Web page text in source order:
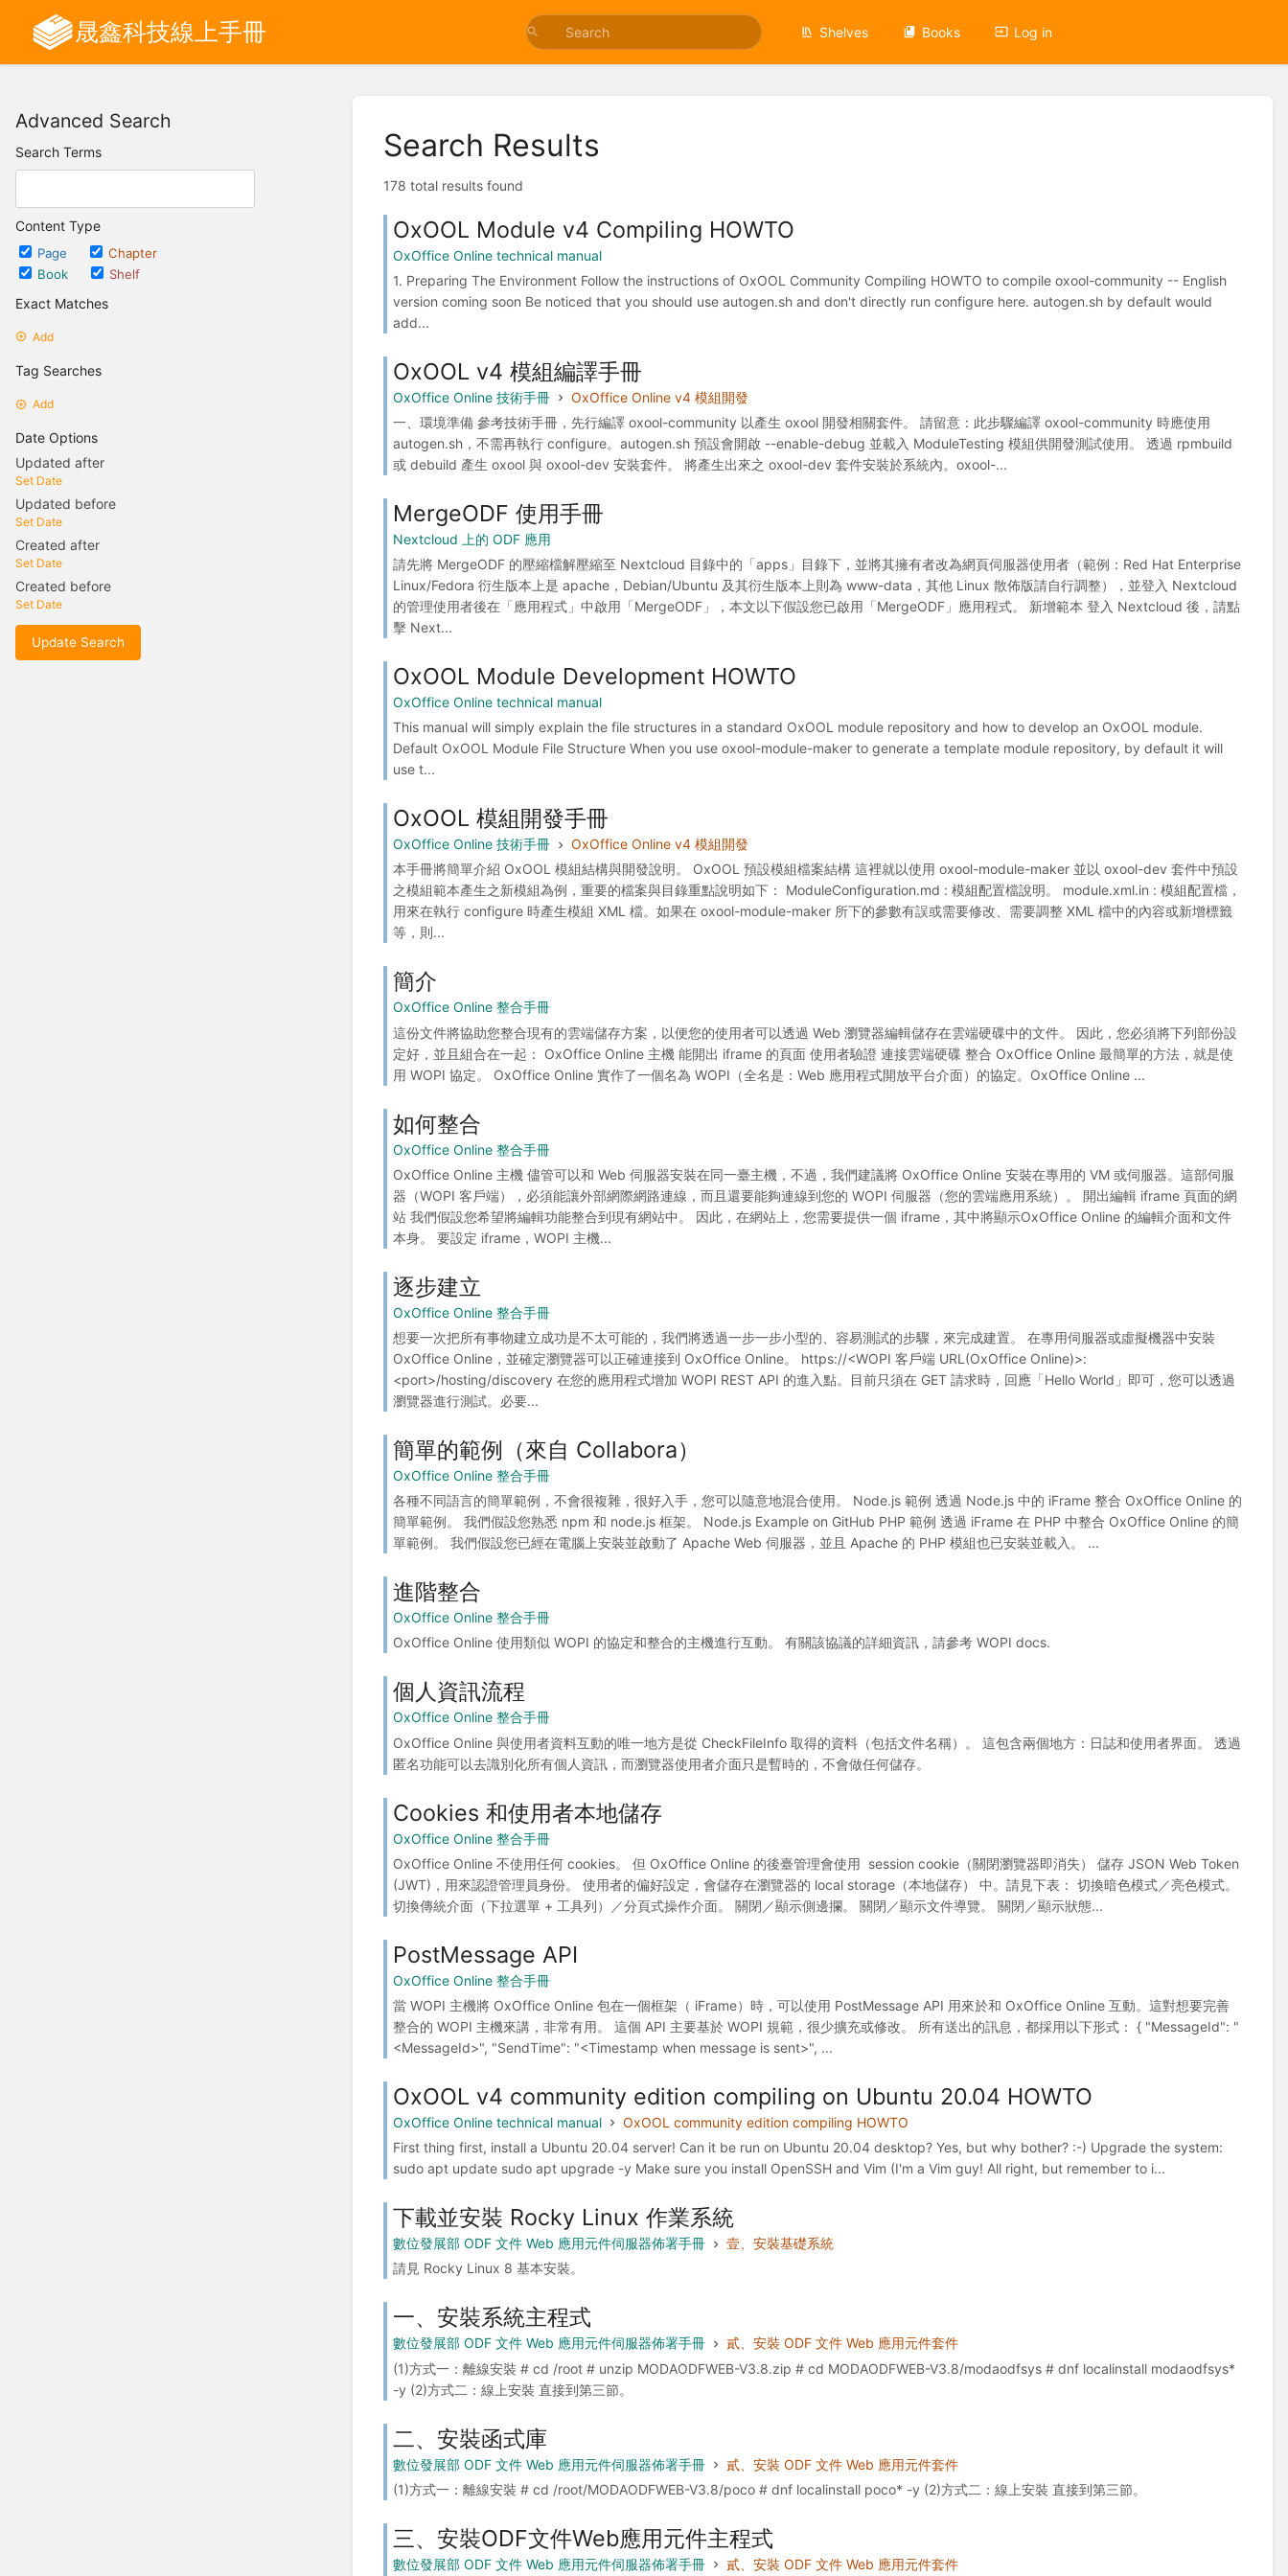
晟鑫科技線上手冊 Shelves Books Log in
Advanced Search
Search Terms
Content Type
Page
Chapter
Book
Shelf
Exact Matches
Add
Tag Searches
Add
Date Options
Updated after
Set Date
Updated before
Set Date
Created after
Set Date
Created before
Set Date
Update Search
Search Results
178 total results found
OxOOL Module v4 Compiling HOWTO
OxOffice Online technical manual
1. Preparing The Environment Follow the instructions of OxOOL Community Compiling HOWTO to compile oxool-community -- English
version coming soon Be noticed that you should use autogen.sh and don't directly run configure here. autogen.sh by default would
add...
OxOOL v4 模組編譯手冊
OxOffice Online 技術手冊
OxOffice Online v4 模組開發
一、環境準備 參考技術手冊，先行編譯 oxool-community 以產生 oxool 開發相關套件。 請留意：此步驟編譯 oxool-community 時應使用
autogen.sh，不需再執行 configure。autogen.sh 預設會開啟 --enable-debug 並載入 ModuleTesting 模組供開發測試使用。 透過 rpmbuild
或 debuild 產生 oxool 與 oxool-dev 安裝套件。 將產生出來之 oxool-dev 套件安裝於系統內。oxool-...
MergeODF 使用手冊
Nextcloud 上的 ODF 應用
請先將 MergeODF 的壓縮檔解壓縮至 Nextcloud 目錄中的「apps」目錄下，並將其擁有者改為網頁伺服器使用者（範例：Red Hat Enterprise
Linux/Fedora 衍生版本上是 apache，Debian/Ubuntu 及其衍生版本上則為 www-data，其他 Linux 散佈版請自行調整），並登入 Nextcloud
的管理使用者後在「應用程式」中啟用「MergeODF」，本文以下假設您已啟用「MergeODF」應用程式。 新增範本 登入 Nextcloud 後，請點
擊 Next...
OxOOL Module Development HOWTO
OxOffice Online technical manual
This manual will simply explain the file structures in a standard OxOOL module repository and how to develop an OxOOL module.
Default OxOOL Module File Structure When you use oxool-module-maker to generate a template module repository, by default it will
use t...
OxOOL 模組開發手冊
OxOffice Online 技術手冊
OxOffice Online v4 模組開發
本手冊將簡單介紹 OxOOL 模組結構與開發說明。 OxOOL 預設模組檔案結構 這裡就以使用 oxool-module-maker 並以 oxool-dev 套件中預設
之模組範本產生之新模組為例，重要的檔案與目錄重點說明如下： ModuleConfiguration.md : 模組配置檔說明。 module.xml.in : 模組配置檔，
用來在執行 configure 時產生模組 XML 檔。如果在 oxool-module-maker 所下的參數有誤或需要修改、需要調整 XML 檔中的內容或新增標籤
等，則...
簡介
OxOffice Online 整合手冊
這份文件將協助您整合現有的雲端儲存方案，以便您的使用者可以透過 Web 瀏覽器編輯儲存在雲端硬碟中的文件。 因此，您必須將下列部份設
定好，並且組合在一起： OxOffice Online 主機 能開出 iframe 的頁面 使用者驗證 連接雲端硬碟 整合 OxOffice Online 最簡單的方法，就是使
用 WOPI 協定。 OxOffice Online 實作了一個名為 WOPI（全名是：Web 應用程式開放平台介面）的協定。OxOffice Online ...
如何整合
OxOffice Online 整合手冊
OxOffice Online 主機 儘管可以和 Web 伺服器安裝在同一臺主機，不過，我們建議將 OxOffice Online 安裝在專用的 VM 或伺服器。這部伺服
器（WOPI 客戶端），必須能讓外部網際網路連線，而且還要能夠連線到您的 WOPI 伺服器（您的雲端應用系統）。 開出編輯 iframe 頁面的網
站 我們假設您希望將編輯功能整合到現有網站中。 因此，在網站上，您需要提供一個 iframe，其中將顯示OxOffice Online 的編輯介面和文件
本身。 要設定 iframe，WOPI 主機...
逐步建立
OxOffice Online 整合手冊
想要一次把所有事物建立成功是不太可能的，我們將透過一步一步小型的、容易測試的步驟，來完成建置。 在專用伺服器或虛擬機器中安裝
OxOffice Online，並確定瀏覽器可以正確連接到 OxOffice Online。 https://<WOPI 客戶端 URL(OxOffice Online)>:
<port>/hosting/discovery 在您的應用程式增加 WOPI REST API 的進入點。目前只須在 GET 請求時，回應「Hello World」即可，您可以透過
瀏覽器進行測試。必要...
簡單的範例（來自 Collabora）
OxOffice Online 整合手冊
各種不同語言的簡單範例，不會很複雜，很好入手，您可以隨意地混合使用。 Node.js 範例 透過 Node.js 中的 iFrame 整合 OxOffice Online 的
簡單範例。 我們假設您熟悉 npm 和 node.js 框架。 Node.js Example on GitHub PHP 範例 透過 iFrame 在 PHP 中整合 OxOffice Online 的簡
單範例。 我們假設您已經在電腦上安裝並啟動了 Apache Web 伺服器，並且 Apache 的 PHP 模組也已安裝並載入。 ...
進階整合
OxOffice Online 整合手冊
OxOffice Online 使用類似 WOPI 的協定和整合的主機進行互動。 有關該協議的詳細資訊，請參考 WOPI docs.
個人資訊流程
OxOffice Online 整合手冊
OxOffice Online 與使用者資料互動的唯一地方是從 CheckFileInfo 取得的資料（包括文件名稱）。 這包含兩個地方：日誌和使用者界面。 透過
匿名功能可以去識別化所有個人資訊，而瀏覽器使用者介面只是暫時的，不會做任何儲存。
Cookies 和使用者本地儲存
OxOffice Online 整合手冊
OxOffice Online 不使用任何 cookies。 但 OxOffice Online 的後臺管理會使用 session cookie（關閉瀏覽器即消失） 儲存 JSON Web Token
(JWT)，用來認證管理員身份。 使用者的偏好設定，會儲存在瀏覽器的 local storage（本地儲存） 中。請見下表： 切換暗色模式／亮色模式。
切換傳統介面（下拉選單 + 工具列）／分頁式操作介面。 關閉／顯示側邊攔。 關閉／顯示文件導覽。 關閉／顯示狀態...
PostMessage API
OxOffice Online 整合手冊
當 WOPI 主機將 OxOffice Online 包在一個框架（ iFrame）時，可以使用 PostMessage API 用來於和 OxOffice Online 互動。這對想要完善
整合的 WOPI 主機來講，非常有用。 這個 API 主要基於 WOPI 規範，很少擴充或修改。 所有送出的訊息，都採用以下形式： { "MessageId": "
<MessageId>", "SendTime": "<Timestamp when message is sent>", ...
OxOOL v4 community edition compiling on Ubuntu 20.04 HOWTO
OxOffice Online technical manual
OxOOL community edition compiling HOWTO
First thing first, install a Ubuntu 20.04 server! Can it be run on Ubuntu 20.04 desktop? Yes, but why bother? :-) Upgrade the system:
sudo apt update sudo apt upgrade -y Make sure you install OpenSSH and Vim (I'm a Vim guy! All right, but remember to i...
下載並安裝 Rocky Linux 作業系統
數位發展部 ODF 文件 Web 應用元件伺服器佈署手冊
壹、安裝基礎系統
請見 Rocky Linux 8 基本安裝。
一、安裝系統主程式
數位發展部 ODF 文件 Web 應用元件伺服器佈署手冊
貳、安裝 ODF 文件 Web 應用元件套件
(1)方式一：離線安裝 # cd /root # unzip MODAODFWEB-V3.8.zip # cd MODAODFWEB-V3.8/modaodfsys # dnf localinstall modaodfsys*
-y (2)方式二：線上安裝 直接到第三節。
二、安裝函式庫
數位發展部 ODF 文件 Web 應用元件伺服器佈署手冊
貳、安裝 ODF 文件 Web 應用元件套件
(1)方式一：離線安裝 # cd /root/MODAODFWEB-V3.8/poco # dnf localinstall poco* -y (2)方式二：線上安裝 直接到第三節。
三、安裝ODF文件Web應用元件主程式
數位發展部 ODF 文件 Web 應用元件伺服器佈署手冊 貳、安裝 ODF 文件 Web 應用元件套件